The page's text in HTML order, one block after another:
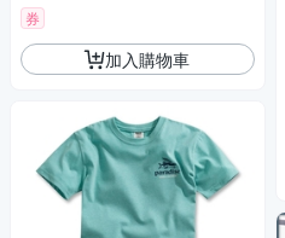
券
加入購物車